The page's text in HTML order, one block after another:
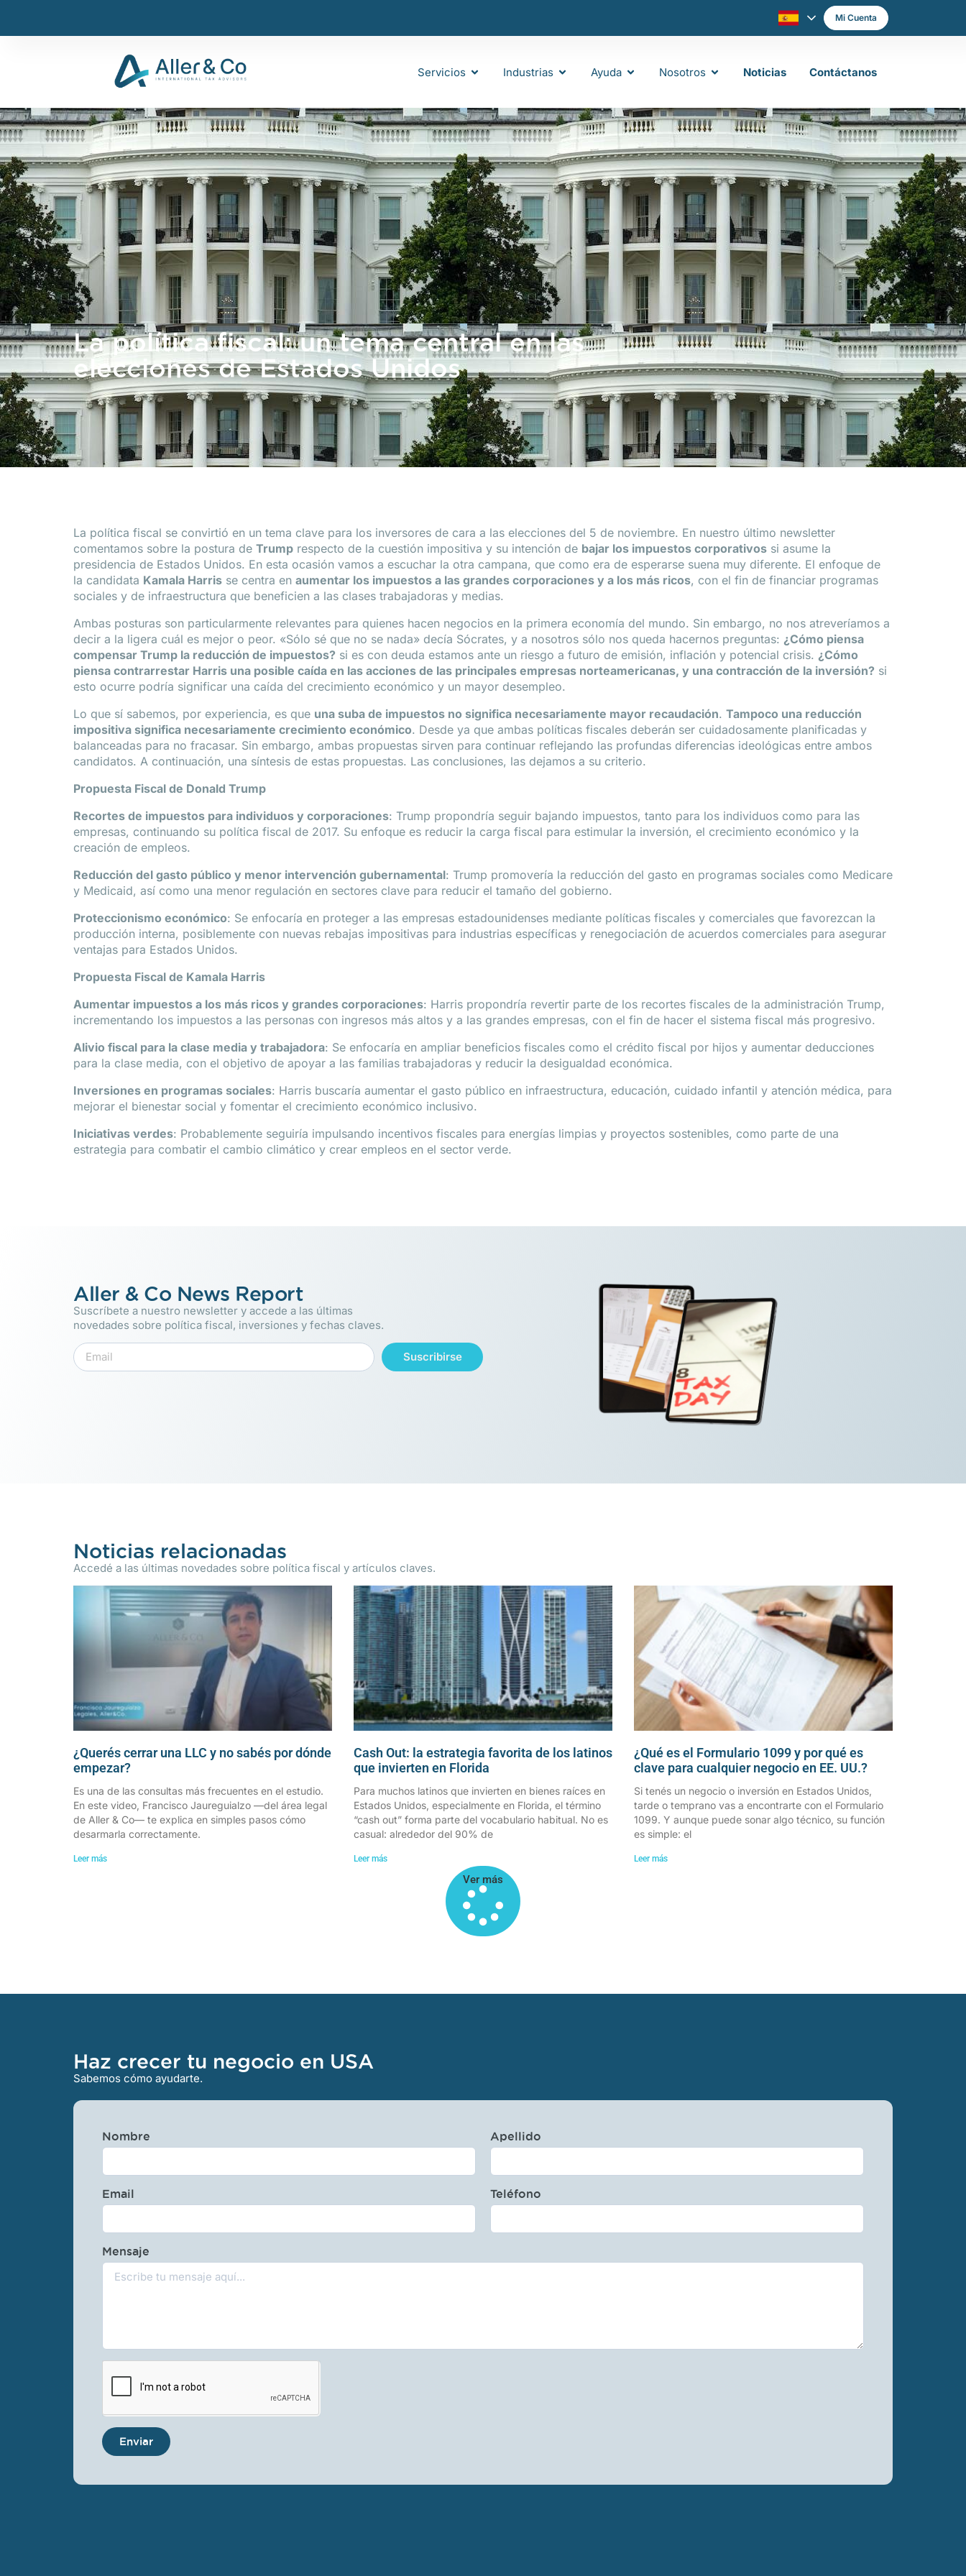
Mi Cuenta
Servicios Industrias Ayuda Nosotros Noticias Contáctanos
La política fiscal: un tema central en las
elecciones de Estados Unidos
La política fiscal se convirtió en un tema clave para los inversores de cara a las elecciones del 5 de noviembre. En nuestro último newsletter
comentamos sobre la postura de Trump respecto de la cuestión impositiva y su intención de bajar los impuestos corporativos si asume la
presidencia de Estados Unidos. En esta ocasión vamos a escuchar la otra campana, que como era de esperarse suena muy diferente. El enfoque de
la candidata Kamala Harris se centra en aumentar los impuestos a las grandes corporaciones y a los más ricos, con el fin de financiar programas
sociales y de infraestructura que beneficien a las clases trabajadoras y medias.
Ambas posturas son particularmente relevantes para quienes hacen negocios en la primera economía del mundo. Sin embargo, no nos atreveríamos a
decir a la ligera cuál es mejor o peor. «Sólo sé que no se nada» decía Sócrates, y a nosotros sólo nos queda hacernos preguntas: ¿Cómo piensa
compensar Trump la reducción de impuestos? si es con deuda estamos ante un riesgo a futuro de emisión, inflación y potencial crisis. ¿Cómo
piensa contrarrestar Harris una posible caída en las acciones de las principales empresas norteamericanas, y una contracción de la inversión? si
esto ocurre podría significar una caída del crecimiento económico y un mayor desempleo.
Lo que sí sabemos, por experiencia, es que una suba de impuestos no significa necesariamente mayor recaudación. Tampoco una reducción
impositiva significa necesariamente crecimiento económico. Desde ya que ambas políticas fiscales deberán ser cuidadosamente planificadas y
balanceadas para no fracasar. Sin embargo, ambas propuestas sirven para continuar reflejando las profundas diferencias ideológicas entre ambos
candidatos. A continuación, una síntesis de estas propuestas. Las conclusiones, las dejamos a su criterio.
Propuesta Fiscal de Donald Trump
Recortes de impuestos para individuos y corporaciones: Trump propondría seguir bajando impuestos, tanto para los individuos como para las
empresas, continuando su política fiscal de 2017. Su enfoque es reducir la carga fiscal para estimular la inversión, el crecimiento económico y la
creación de empleos.
Reducción del gasto público y menor intervención gubernamental: Trump promovería la reducción del gasto en programas sociales como Medicare
y Medicaid, así como una menor regulación en sectores clave para reducir el tamaño del gobierno.
Proteccionismo económico: Se enfocaría en proteger a las empresas estadounidenses mediante políticas fiscales y comerciales que favorezcan la
producción interna, posiblemente con nuevas rebajas impositivas para industrias específicas y renegociación de acuerdos comerciales para asegurar
ventajas para Estados Unidos.
Propuesta Fiscal de Kamala Harris
Aumentar impuestos a los más ricos y grandes corporaciones: Harris propondría revertir parte de los recortes fiscales de la administración Trump,
incrementando los impuestos a las personas con ingresos más altos y a las grandes empresas, con el fin de hacer el sistema fiscal más progresivo.
Alivio fiscal para la clase media y trabajadora: Se enfocaría en ampliar beneficios fiscales como el crédito fiscal por hijos y aumentar deducciones
para la clase media, con el objetivo de apoyar a las familias trabajadoras y reducir la desigualdad económica.
Inversiones en programas sociales: Harris buscaría aumentar el gasto público en infraestructura, educación, cuidado infantil y atención médica, para
mejorar el bienestar social y fomentar el crecimiento económico inclusivo.
Iniciativas verdes: Probablemente seguiría impulsando incentivos fiscales para energías limpias y proyectos sostenibles, como parte de una
estrategia para combatir el cambio climático y crear empleos en el sector verde.
Aller & Co News Report
Suscríbete a nuestro newsletter y accede a las últimas
novedades sobre política fiscal, inversiones y fechas claves.
Suscribirse
Noticias relacionadas
Accedé a las últimas novedades sobre política fiscal y artículos claves.
¿Querés cerrar una LLC y no sabés por dónde
empezar?
Es una de las consultas más frecuentes en el estudio.
En este video, Francisco Jaureguialzo —del área legal
de Aller & Co— te explica en simples pasos cómo
desarmarla correctamente.
Leer más
Cash Out: la estrategia favorita de los latinos
que invierten en Florida
Para muchos latinos que invierten en bienes raíces en
Estados Unidos, especialmente en Florida, el término
“cash out” forma parte del vocabulario habitual. No es
casual: alrededor del 90% de
Leer más
¿Qué es el Formulario 1099 y por qué es
clave para cualquier negocio en EE. UU.?
Si tenés un negocio o inversión en Estados Unidos,
tarde o temprano vas a encontrarte con el Formulario
1099. Y aunque puede sonar algo técnico, su función
es simple: el
Leer más
Ver más
Haz crecer tu negocio en USA
Sabemos cómo ayudarte.
Nombre Apellido
Email Teléfono
Mensaje
Enviar